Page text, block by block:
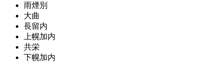
雨煙別
大曲
長留内
上幌加内
共栄
下幌加内